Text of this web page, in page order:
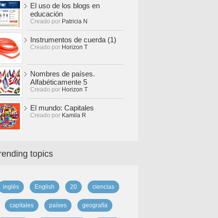
El uso de los blogs en
educación
Creado por Patricia N
Instrumentos de cuerda (1)
Creado por Horizon T
Nombres de países.
Alfabéticamente 5
Creado por Horizon T
El mundo: Capitales
Creado por Kamila R
topics
inglés English 20 ciencias
capitales países geografía